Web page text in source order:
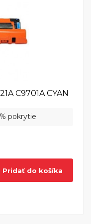
C9701A CYAN
pokrytie
Pridať do košíka